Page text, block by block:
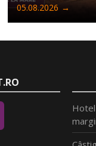
05.08.2026 →